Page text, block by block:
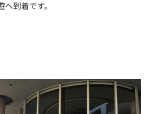
到着です。